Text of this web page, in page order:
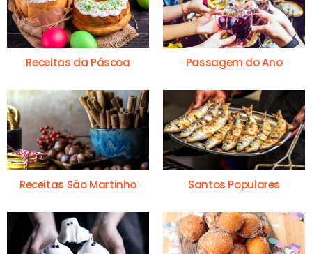
Receitas da Páscoa Passagem do Ano
Receitas São Martinho Santos Populares